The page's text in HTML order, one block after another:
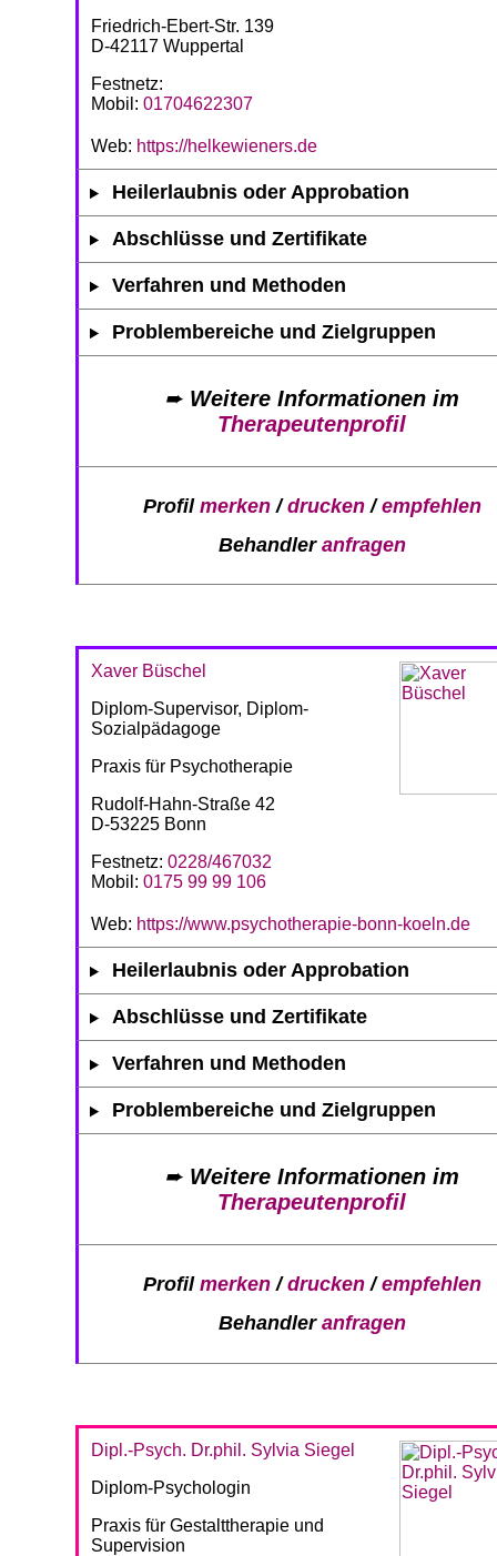
Friedrich-Ebert-Str. 139
D-42117 Wuppertal
Festnetz:
Mobil: 01704622307
Web: https://helkewieners.de
Heilerlaubnis oder Approbation
Abschlüsse und Zertifikate
Verfahren und Methoden
Problembereiche und Zielgruppen
➨ Weitere Informationen im
Therapeutenprofil
Profil merken/drucken/empfehlen
Behandler anfragen
Xaver Büschel
Diplom-Supervisor, Diplom-
Sozialpädagoge
Praxis für Psychotherapie
Rudolf-Hahn-Straße 42
D-53225 Bonn
Festnetz: 0228/467032
Mobil: 0175 99 99 106
Web: https://www.psychotherapie-bonn-koeln.de
Heilerlaubnis oder Approbation
Abschlüsse und Zertifikate
Verfahren und Methoden
Problembereiche und Zielgruppen
➨ Weitere Informationen im
Therapeutenprofil
Profil merken/drucken/empfehlen
Behandler anfragen
Dipl.-Psych. Dr.phil. Sylvia Siegel
Diplom-Psychologin
Praxis für Gestalttherapie und
Supervision